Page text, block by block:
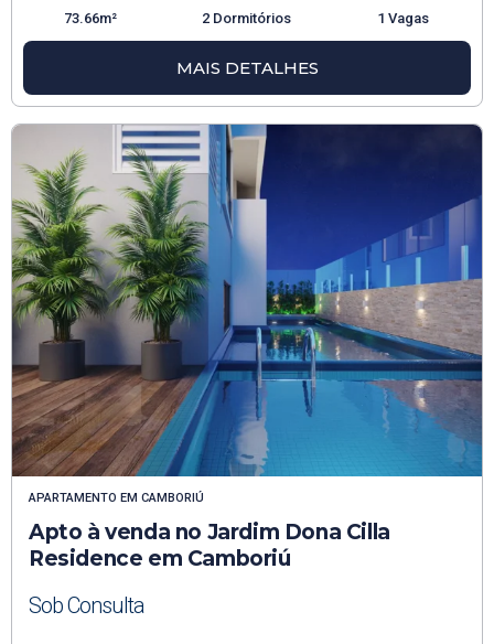
73.66m² 2 Dormitórios 1 Vagas
MAIS DETALHES
APARTAMENTO EM CAMBORIÚ
Apto à venda no Jardim Dona Cilla
Residence em Camboriú
Sob Consulta